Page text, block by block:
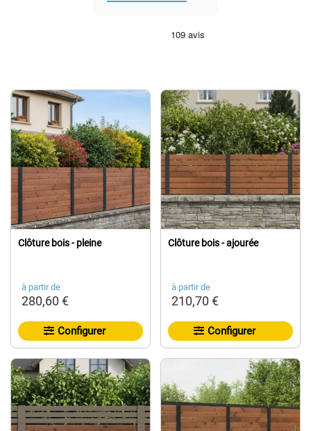
Clôture bois - pleine
à partir de
280,60 €
Configurer
Clôture bois - ajourée
à partir de
210,70 €
Configurer